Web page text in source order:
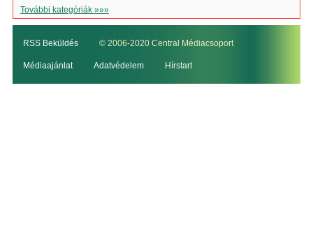
További kategóriák »»»
RSS Beküldés © 2006-2020 Central Médiacsoport
Médiaajánlat Adatvédelem Hírstart